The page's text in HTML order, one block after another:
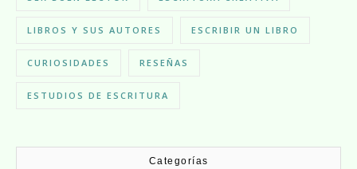
LIBROS Y SUS AUTORES ESCRIBIR UN LIBRO
CURIOSIDADES RESEÑAS
ESTUDIOS DE ESCRITURA
Categorías